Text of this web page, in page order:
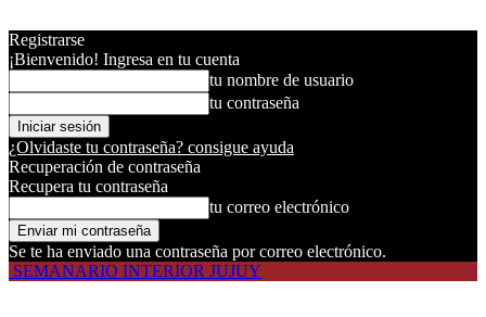
Registrarse
¡Bienvenido! Ingresa en tu cuenta
tu nombre de usuario
tu contraseña
¿Olvidaste tu contraseña? consigue ayuda
Recuperación de contraseña
Recupera tu contraseña
tu correo electrónico
Se te ha enviado una contraseña por correo electrónico.
SEMANARIO INTERIOR JUJUY